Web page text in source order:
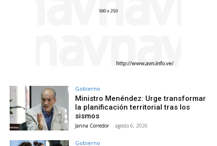
Gobierno
Ministro Menéndez: Urge transformar
la planificación territorial tras los
sismos
Janna Corredor - agosto 6, 2026
Gobierno